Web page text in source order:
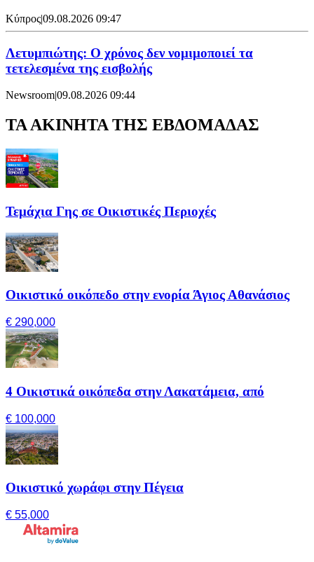
Κύπρος|09.08.2026 09:47
Λετυμπιώτης: Ο χρόνος δεν νομιμοποιεί τα
τετελεσμένα της εισβολής
Newsroom|09.08.2026 09:44
ΤΑ ΑΚΙΝΗΤΑ ΤΗΣ ΕΒΔΟΜΑΔΑΣ
Τεμάχια Γης σε Οικιστικές Περιοχές
Οικιστικό οικόπεδο στην ενορία Άγιος Αθανάσιος
€ 290,000
4 Οικιστικά οικόπεδα στην Λακατάμεια, από
€ 100,000
Οικιστικό χωράφι στην Πέγεια
€ 55,000